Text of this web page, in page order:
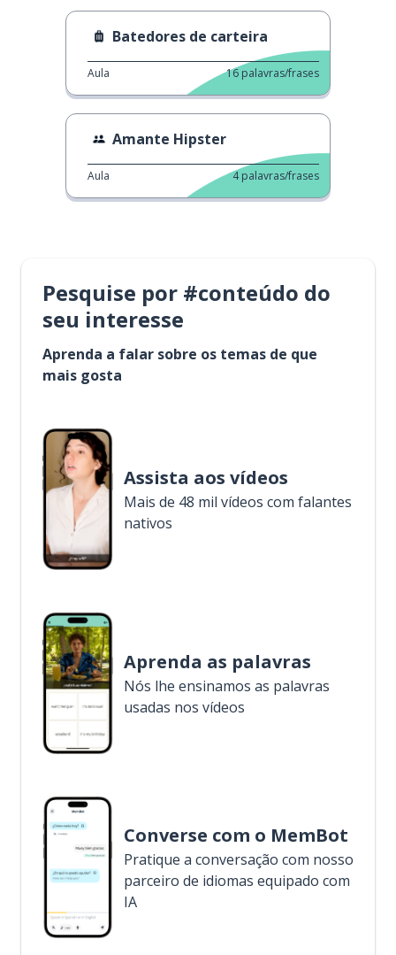
Batedores de carteira
Aula 16 palavras/frases
Amante Hipster
Aula 4 palavras/frases
Pesquise por #conteúdo do
seu interesse
Aprenda a falar sobre os temas de que
mais gosta
Assista aos vídeos
Mais de 48 mil vídeos com falantes
nativos
Aprenda as palavras
Nós lhe ensinamos as palavras
usadas nos vídeos
Converse com o MemBot
Pratique a conversação com nosso
parceiro de idiomas equipado com
IA